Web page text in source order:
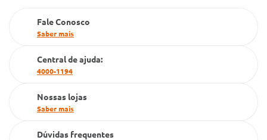
Cartão Grupo Conde
Televendas
Fale Conosco
Saber mais
Central de ajuda:
4000-1194
Nossas lojas
Saber mais
Dúvidas frequentes